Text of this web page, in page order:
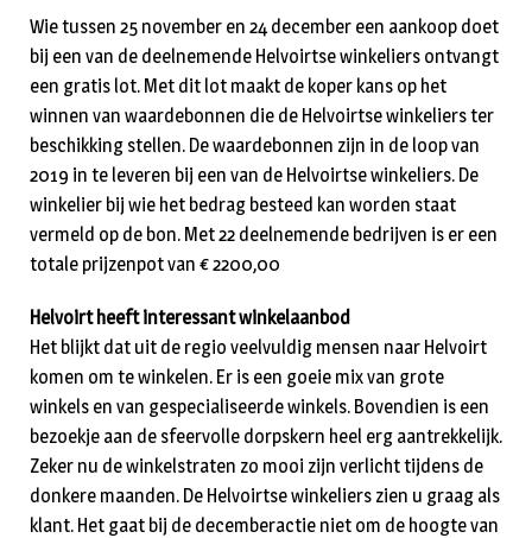
Wie tussen 25 november en 24 december een aankoop doet
bij een van de deelnemende Helvoirtse winkeliers ontvangt
een gratis lot. Met dit lot maakt de koper kans op het
winnen van waardebonnen die de Helvoirtse winkeliers ter
beschikking stellen. De waardebonnen zijn in de loop van
2019 in te leveren bij een van de Helvoirtse winkeliers. De
winkelier bij wie het bedrag besteed kan worden staat
vermeld op de bon. Met 22 deelnemende bedrijven is er een
totale prijzenpot van € 2200,00
Helvoirt heeft interessant winkelaanbod
Het blijkt dat uit de regio veelvuldig mensen naar Helvoirt
komen om te winkelen. Er is een goeie mix van grote
winkels en van gespecialiseerde winkels. Bovendien is een
bezoekje aan de sfeervolle dorpskern heel erg aantrekkelijk.
Zeker nu de winkelstraten zo mooi zijn verlicht tijdens de
donkere maanden. De Helvoirtse winkeliers zien u graag als
klant. Het gaat bij de decemberactie niet om de hoogte van